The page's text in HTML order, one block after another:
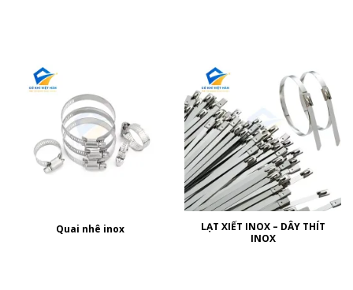
Quai nhê inox
LẠT XIẾT INOX – DÂY THÍT
INOX